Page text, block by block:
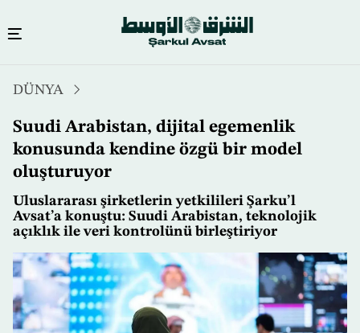
içeriğe
atla
DÜNYA
Suudi Arabistan, dijital egemenlik
konusunda kendine özgü bir model
oluşturuyor
Uluslararası şirketlerin yetkilileri Şarku’l
Avsat’a konuştu: Suudi Arabistan, teknolojik
açıklık ile veri kontrolünü birleştiriyor